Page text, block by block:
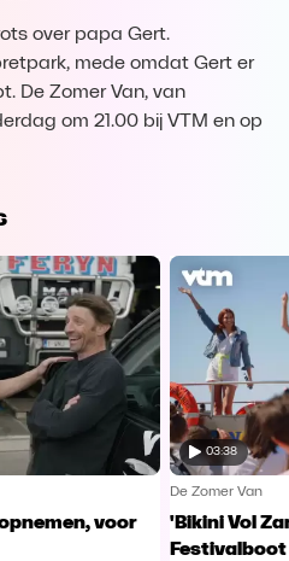
over papa Gert.
mede omdat Gert er
De Zomer Van, van
om 21.00 bij VTM en op
voor
03:38
De Zomer Van
'Bikini Vol
Festivalboot